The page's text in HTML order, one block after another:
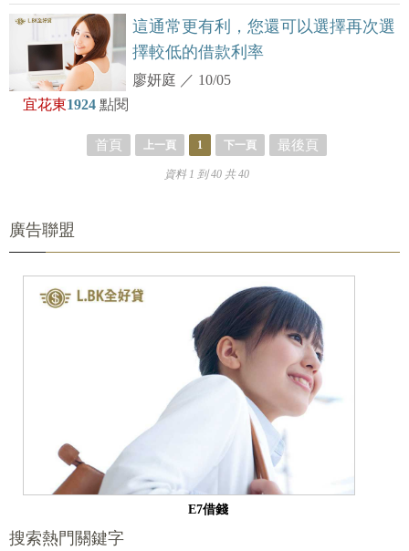
這通常更有利，您還可以選擇再次選
擇較低的借款利率
廖妍庭 ／ 10/05
宜花東1924 點閱
首頁 上一頁 1 下一頁 最後頁
資料 1 到 40 共 40
廣告聯盟
E7借錢
搜索熱門關鍵字